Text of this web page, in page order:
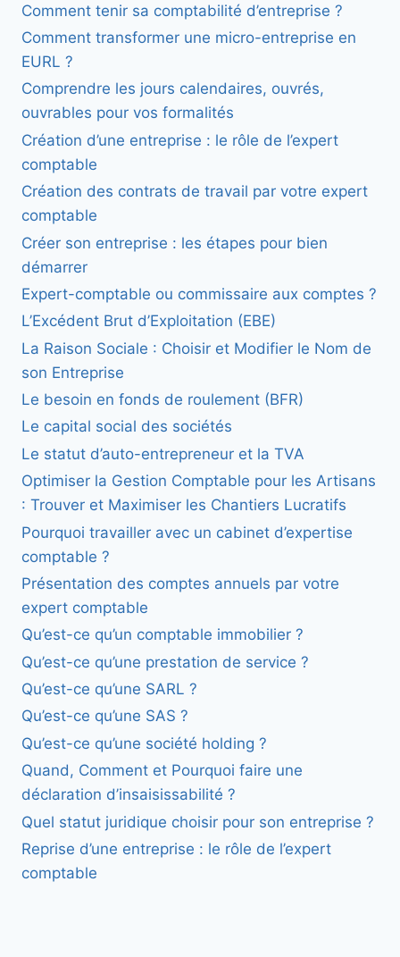
Comment tenir sa comptabilité d’entreprise ?
Comment transformer une micro-entreprise en
EURL ?
Comprendre les jours calendaires, ouvrés,
ouvrables pour vos formalités
Création d’une entreprise : le rôle de l’expert
comptable
Création des contrats de travail par votre expert
comptable
Créer son entreprise : les étapes pour bien
démarrer
Expert-comptable ou commissaire aux comptes ?
L’Excédent Brut d’Exploitation (EBE)
La Raison Sociale : Choisir et Modifier le Nom de
son Entreprise
Le besoin en fonds de roulement (BFR)
Le capital social des sociétés
Le statut d’auto-entrepreneur et la TVA
Optimiser la Gestion Comptable pour les Artisans
: Trouver et Maximiser les Chantiers Lucratifs
Pourquoi travailler avec un cabinet d’expertise
comptable ?
Présentation des comptes annuels par votre
expert comptable
Qu’est-ce qu’un comptable immobilier ?
Qu’est-ce qu’une prestation de service ?
Qu’est-ce qu’une SARL ?
Qu’est-ce qu’une SAS ?
Qu’est-ce qu’une société holding ?
Quand, Comment et Pourquoi faire une
déclaration d’insaisissabilité ?
Quel statut juridique choisir pour son entreprise ?
Reprise d’une entreprise : le rôle de l’expert
comptable